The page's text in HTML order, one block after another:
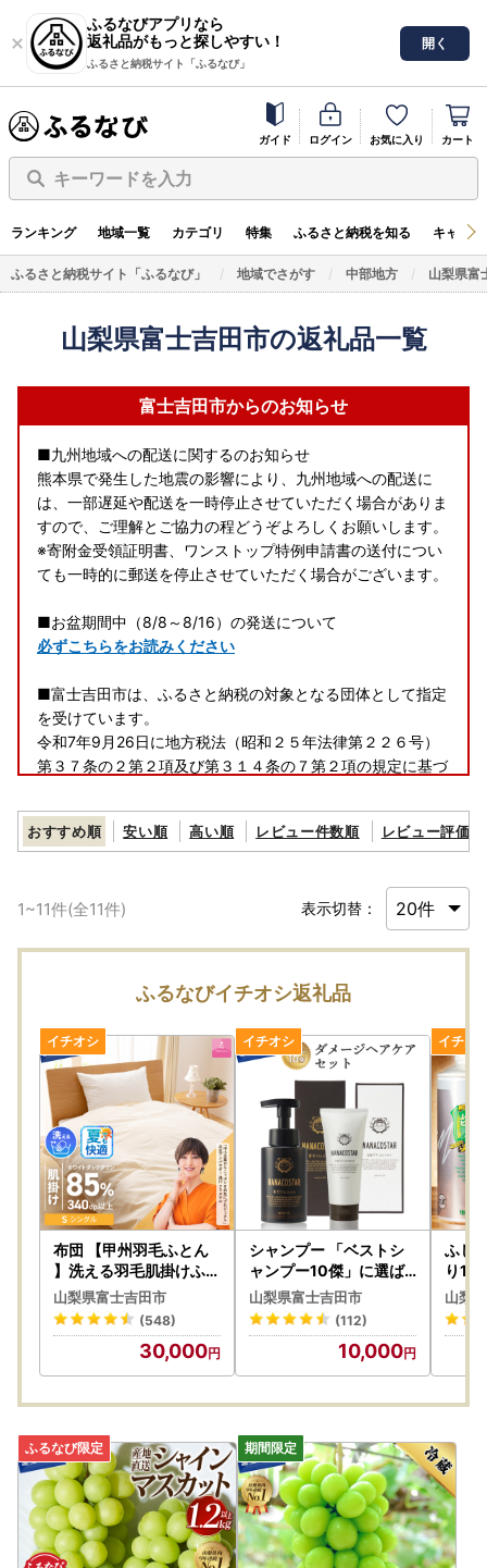
ふるなびアプリなら
返礼品がもっと探しやすい！
ふるさと納税サイト「ふるなび」
開く
ガイド ログイン お気に入り カート
キーワードを入力
ランキング 地域一覧 カテゴリ 特集 ふるさと納税を知る キャン
ふるさと納税サイト「ふるなび」 地域でさがす 中部地方 山梨県富
山梨県富士吉田市の返礼品一覧
富士吉田市からのお知らせ
■九州地域への配送に関するのお知らせ
熊本県で発生した地震の影響により、九州地域への配送に
は、一部遅延や配送を一時停止させていただく場合がありま
すので、ご理解とご協力の程どうぞよろしくお願いします。
※寄附金受領証明書、ワンストップ特例申請書の送付につい
ても一時的に郵送を停止させていただく場合がございます。
■お盆期間中（8/8～8/16）の発送について
必ずこちらをお読みください
■富士吉田市は、ふるさと納税の対象となる団体として指定
を受けています。
令和7年9月26日に地方税法（昭和２５年法律第２２６号）
第３７条の２第２項及び第３１４条の７第２項の規定に基づ
富士吉田市への「ふるさと納税」は地方税法（昭和２５年法
律第２２６号）第３７条の２第一項の規定による寄附金税額
■ワンストップ特例申請が完全ペーパーレスに！申請アプリ
ワンストップ特例申請が完全ペーパーレスで申請できます！
富士吉田市では、ふるさと納税をいただいた皆様のご負担を
軽減するために、スマートフォンのみで完結できるアプリ
「IAM」を導入しました。
※申請には「マイナンバーカード」が必要です。
※App Store もしくはGoogle Playから「IAM（アイアム）」
アプリのダウンロードをお願いいたします。
★ふるまど★ 複数自治体のワンストップ特例をスマホでま
とめて申請ができるサービスです！リンク先をご確認くださ
い。
おすすめ順 安い順 高い順 レビュー件数順 レビュー評価順
1~11件(全11件) 表示切替：
ふるなびイチオシ返礼品
布団 【甲州羽毛ふとん
】洗える羽毛肌掛けふと
ん（シングル） 寝具 DP
340以上
山梨県富士吉田市
(548)
30,000
シャンプー 「ベストシ
ャンプー10傑」に選ば
れたダメージヘアケアセ
ット サロン トリートメ
ント
山梨県富士吉田市
(112)
10,000
ふじ
り
ト ク
山梨